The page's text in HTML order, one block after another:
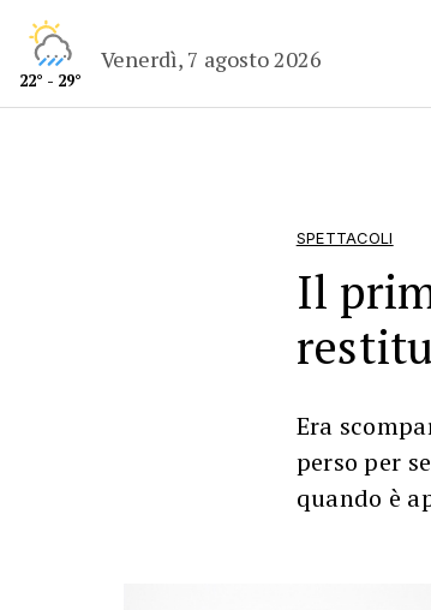
22° - 29°
Venerdì, 7 agosto 2026
SPETTACOLI
Il
Era
perso per
quando è